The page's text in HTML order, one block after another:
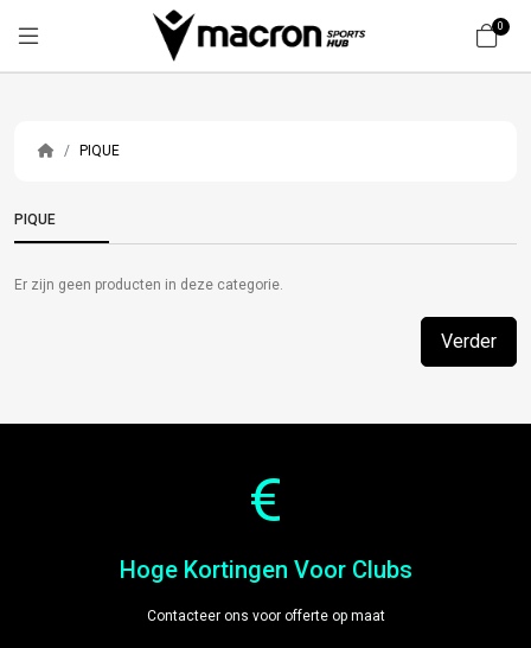
0
PIQUE
PIQUE
Er zijn geen producten in deze categorie.
Verder
Hoge Kortingen Voor Clubs
Contacteer ons voor offerte op maat